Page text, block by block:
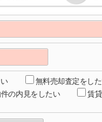
無料売却査定をし
の内見をしたい
賃